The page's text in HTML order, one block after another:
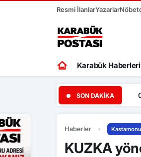
Resmi İlanlarYazarlar
Karabük Haberleri
SON DAKIKA
Haberler Kastamonu
KUZKA